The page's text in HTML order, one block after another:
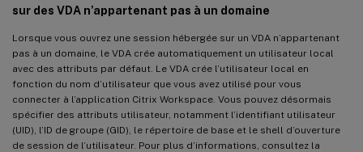
sur des VDA n’appartenant pas à un domaine
Lorsque vous ouvrez une session hébergée sur un VDA n’appartenant
pas à un domaine, le VDA crée automatiquement un utilisateur local
avec des attributs par défaut. Le VDA crée l’utilisateur local en
fonction du nom d’utilisateur que vous avez utilisé pour vous
connecter à l’application Citrix Workspace. Vous pouvez désormais
spécifier des attributs utilisateur, notamment l’identifiant utilisateur
(UID), l’ID de groupe (GID), le répertoire de base et le shell d’ouverture
de session de l’utilisateur. Pour plus d’informations, consultez la